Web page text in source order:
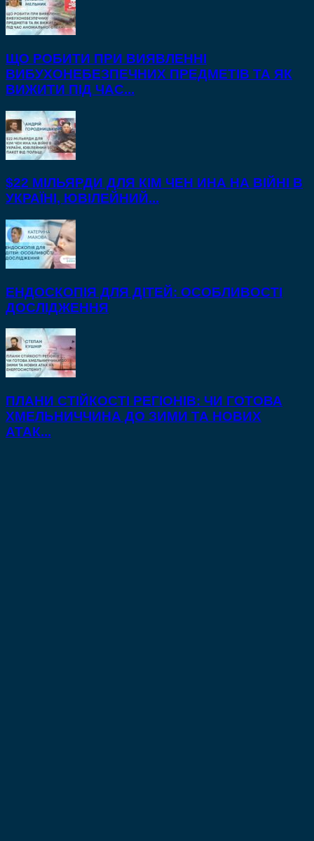
ЩО РОБИТИ ПРИ ВИЯВЛЕННІ
ВИБУХОНЕБЕЗПЕЧНИХ ПРЕДМЕТІВ ТА ЯК
ВИЖИТИ ПІД ЧАС...
$22 МІЛЬЯРДИ ДЛЯ КІМ ЧЕН ИНА НА ВІЙНІ В
УКРАЇНІ, ЮВІЛЕЙНИЙ...
ЕНДОСКОПІЯ ДЛЯ ДІТЕЙ: ОСОБЛИВОСТІ
ДОСЛІДЖЕННЯ
ПЛАНИ СТІЙКОСТІ РЕГІОНІВ: ЧИ ГОТОВА
ХМЕЛЬНИЧЧИНА ДО ЗИМИ ТА НОВИХ
АТАК...